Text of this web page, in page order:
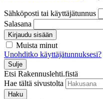
Sähköposti tai käyttäjätunnus
Salasana
Kirjaudu sisään
Muista minut
Unohditko käyttäjätunnuksesi?
Sulje
Etsi Rakennuslehti.fistä
Hae tältä sivustolta
Haku